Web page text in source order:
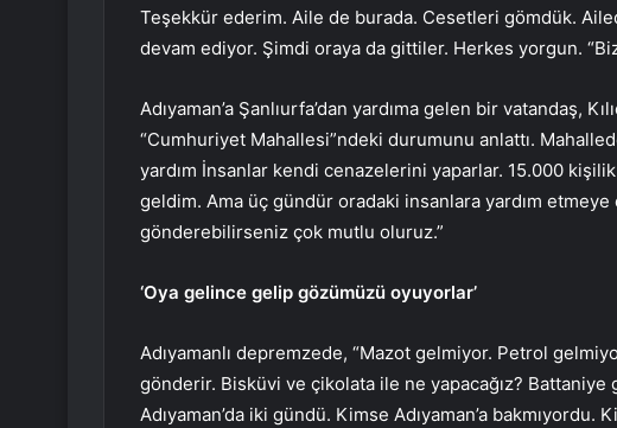
Teşekkür ederim. Aile de burada. Cesetleri gömdük.
devam ediyor. Şimdi oraya da gittiler. Herkes yorgun.
Adıyaman’a Şanlıurfa’dan yardıma gelen bir vatandaş,
“Cumhuriyet Mahallesi”ndeki durumunu anlattı.
yardım İnsanlar kendi cenazelerini yaparlar. 15.000
geldim. Ama üç gündür oradaki insanlara yardım etmeye
gönderebilirseniz çok mutlu oluruz.”
‘Oya gelince gelip gözümüzü oyuyorlar’
Adıyamanlı depremzede, “Mazot gelmiyor. Petrol
gönderir. Bisküvi ve çikolata ile ne yapacağız? Battaniye
Adıyaman’da iki gündü. Kimse Adıyaman’a